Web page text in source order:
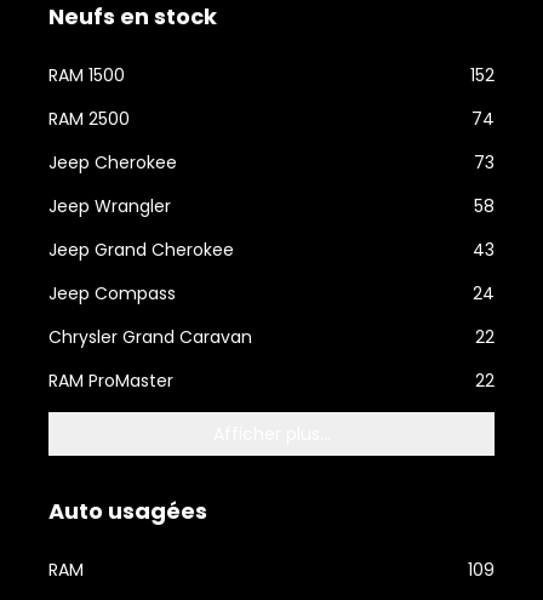
Neufs en stock
RAM 1500
152
RAM 2500
74
Jeep Cherokee
73
Jeep Wrangler
58
Jeep Grand Cherokee
43
Jeep Compass
24
Chrysler Grand Caravan
22
RAM ProMaster
22
Auto usagées
RAM
109